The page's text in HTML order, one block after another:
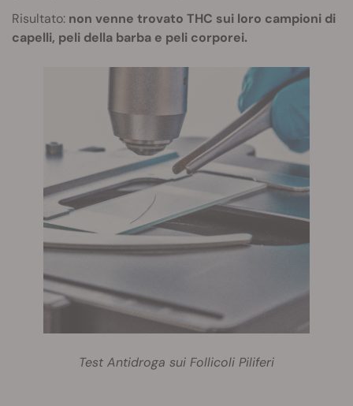
Risultato: non venne trovato THC sui loro campioni di
capelli, peli della barba e peli corporei.
Test Antidroga sui Follicoli Piliferi